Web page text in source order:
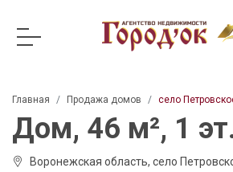
Главная Продажа домов село
Дом, 46 м², 1
Воронежская область, село